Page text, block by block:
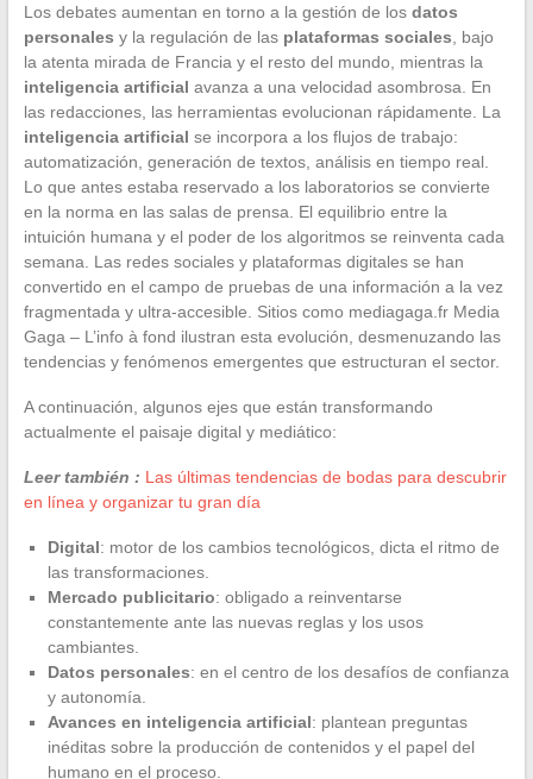
Los debates aumentan en torno a la gestión de los datos
personales y la regulación de las plataformas sociales , bajo
la atenta mirada de Francia y el resto del mundo, mientras la
inteligencia artificial avanza a una velocidad asombrosa. En
las redacciones, las herramientas evolucionan rápidamente. La
inteligencia artificial se incorpora a los flujos de trabajo:
automatización, generación de textos, análisis en tiempo real.
Lo que antes estaba reservado a los laboratorios se convierte
en la norma en las salas de prensa. El equilibrio entre la
intuición humana y el poder de los algoritmos se reinventa cada
semana. Las redes sociales y plataformas digitales se han
convertido en el campo de pruebas de una información a la vez
fragmentada y ultra-accesible. Sitios como mediagaga.fr Media
Gaga – L’info à fond ilustran esta evolución, desmenuzando las
tendencias y fenómenos emergentes que estructuran el sector.
A continuación, algunos ejes que están transformando
actualmente el paisaje digital y mediático:
Leer también : Las últimas tendencias de bodas para descubrir
en línea y organizar tu gran día
Digital: motor de los cambios tecnológicos, dicta el ritmo de
las transformaciones.
Mercado publicitario: obligado a reinventarse
constantemente ante las nuevas reglas y los usos
cambiantes.
Datos personales: en el centro de los desafíos de confianza
y autonomía.
Avances en inteligencia artificial: plantean preguntas
inéditas sobre la producción de contenidos y el papel del
humano en el proceso.